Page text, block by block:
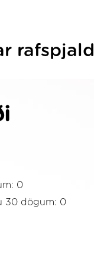
rafspjald
0
30 dögum: 0